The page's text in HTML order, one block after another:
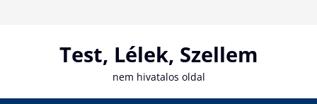
Test, Lélek, Szellem
nem hivatalos oldal